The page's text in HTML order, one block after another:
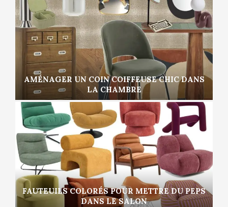
AMÉNAGER UN COIN COIFFEUSE CHIC DANS
LA CHAMBRE
FAUTEUILS COLORÉS POUR METTRE DU PEPS
DANS LE SALON